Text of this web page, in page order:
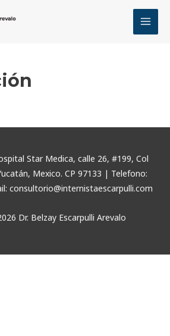
Star Medica, calle 26, #199, Col
Mexico. CP 97133 | Telefono:
consultorio@internistaescarpulli.com
Dr. Belzay Escarpulli Arevalo